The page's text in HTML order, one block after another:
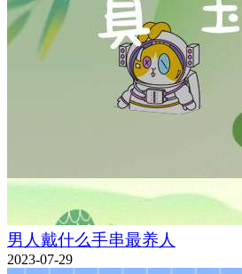
男人戴什么手串最养人
2023-07-29